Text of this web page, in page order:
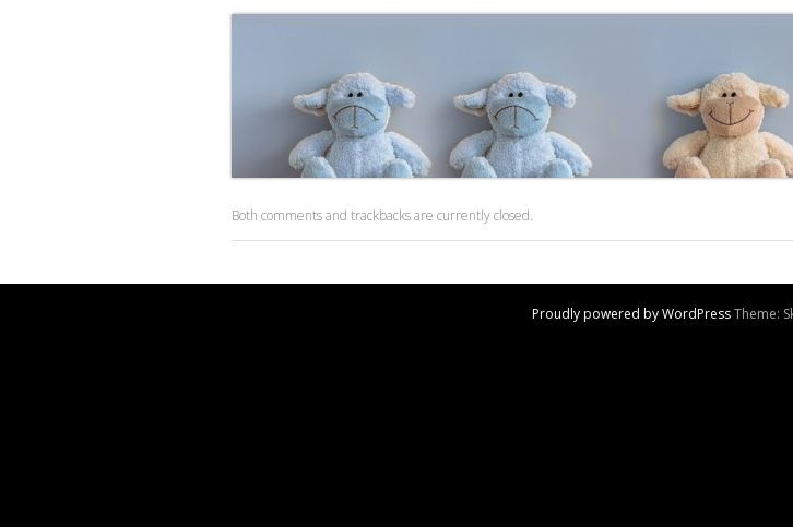
Both comments and trackbacks are currently closed.
Proudly powered by WordPressTheme: